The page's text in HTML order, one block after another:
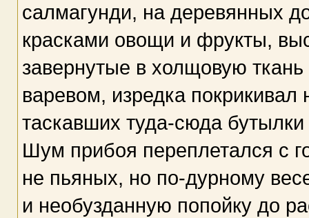
салмагунди, на деревянных
красками овощи и фрукты,
завернутые в холщовую
варевом, изредка
таскавших туда-сюда
Шум прибоя переплетался с
не пьяных, но по-дурному
и необузданную попойку до